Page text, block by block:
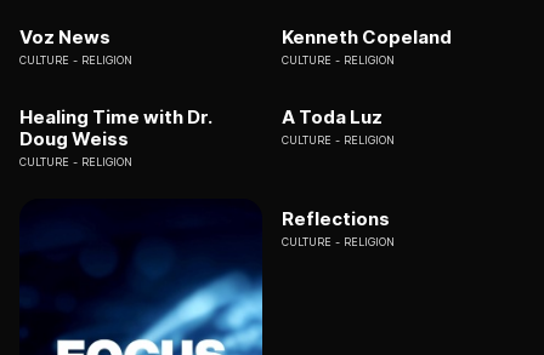
Voz News
CULTURE RELIGION
Kenneth Copeland
CULTURE RELIGION
Healing Time with Dr.
Doug Weiss
CULTURE RELIGION
A Toda Luz
CULTURE RELIGION
Reflections
CULTURE RELIGION